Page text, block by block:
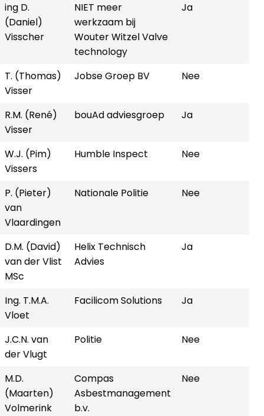
ing D.
(Daniel)
Visscher
NIET meer
werkzaam bij
Wouter Witzel Valve
technology
Ja
T. (Thomas)
Visser
Jobse Groep BV Nee
R.M. (René)
Visser
bouAd adviesgroep Ja
W.J. (Pim)
Vissers
Humble Inspect Nee
P. (Pieter)
van
Vlaardingen
Nationale Politie Nee
D.M. (David)
van der Vlist
MSc
Helix Technisch
Advies
Ja
Ing. T.M.A.
Vloet
Facilicom Solutions Ja
J.C.N. van
der Vlugt
Politie Nee
M.D.
(Maarten)
Volmerink
Compas
Asbestmanagement
b.v.
Nee